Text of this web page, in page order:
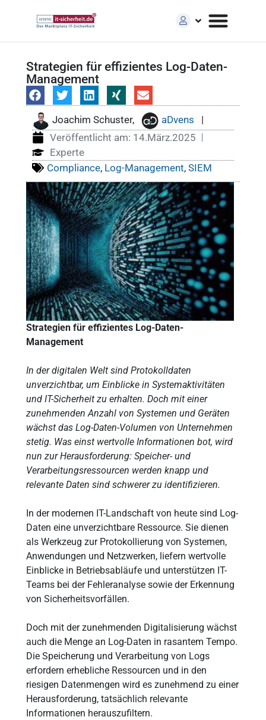
Strategien für effizientes Log-Daten-
Management
Joachim Schuster, aDvens
|
Veröffentlicht am: 14.März.2025
Experte
Compliance, Log-Management, SIEM
Strategien für effizientes Log-Daten-
Management
In der digitalen Welt sind Protokolldaten
unverzichtbar, um Einblicke in Systemaktivitäten
und IT-Sicherheit zu erhalten. Doch mit einer
zunehmenden Anzahl von Systemen und Geräten
wächst das Log-Daten-Volumen von Unternehmen
stetig. Was einst wertvolle Informationen bot, wird
nun zur Herausforderung: Speicher- und
Verarbeitungsressourcen werden knapp und
relevante Daten sind schwerer zu identifizieren.
In der modernen IT-Landschaft von heute sind Log-
Daten eine unverzichtbare Ressource. Sie dienen
als Werkzeug zur Protokollierung von Systemen,
Anwendungen und Netzwerken, liefern wertvolle
Einblicke in Betriebsabläufe und unterstützen IT-
Teams bei der Fehleranalyse sowie der Erkennung
von Sicherheitsvorfällen.
Doch mit der zunehmenden Digitalisierung wächst
auch die Menge an Log-Daten in rasantem Tempo.
Die Speicherung und Verarbeitung von Logs
erfordern erhebliche Ressourcen und in den
riesigen Datenmengen wird es zunehmend zu einer
Herausforderung, tatsächlich relevante
Informationen herauszufiltern.